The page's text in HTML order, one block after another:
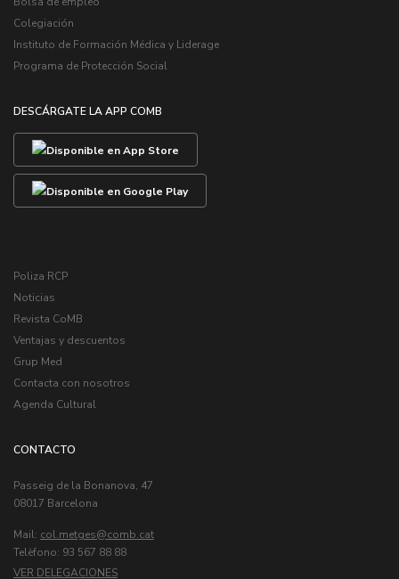
Colegiación
Instituto de Formación Médica y Liderage
Programa de Protección Social
DESCÁRGATE LA APP COMB
Poliza RCP
Noticias
Revista CoMB
Ventajas y descuentos
Grup Med
Contacta con nosotros
Agenda Cultural
CONTACTO
Passeig de la Bonanova, 47
08017 Barcelona
Mail: col.metges
Telèfono: 93 567 88 88
VER DELEGACIONES